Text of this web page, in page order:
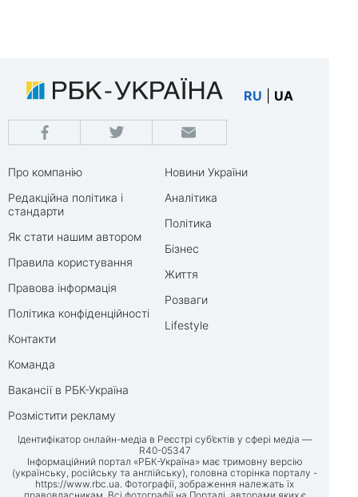
RU UA
Про компанію
Редакційна політика і
стандарти
Як стати нашим автором
Правила користування
Правова інформація
Політика конфіденційності
Контакти
Команда
Вакансії в РБК-Україна
Розмістити рекламу
Новини України
Аналітика
Політика
Бізнес
Життя
Розваги
Lifestyle
Ідентифікатор онлайн-медіа в Реєстрі суб’єктів у сфері медіа —
R40-05347
Інформаційний портал «РБК-Україна» має тримовну версію
(українську, російську та англійську), головна сторінка порталу -
https://www.rbc.ua. Фотографії, зображення належать їх